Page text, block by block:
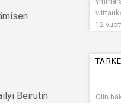
Beirutin
12
Olin